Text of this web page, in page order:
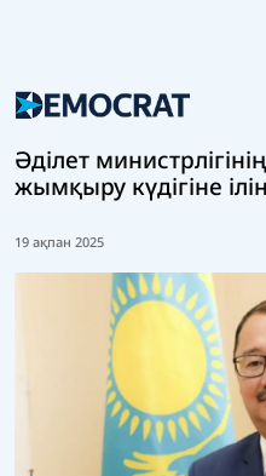
Әділет
жымқыру күдігіне
19 ақпан 2025